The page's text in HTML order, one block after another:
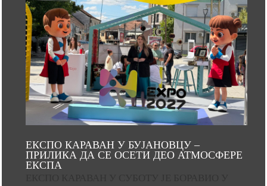
ЕКСПО КАРАВАН У БУЈАНОВЦУ –
ПРИЛИКА ДА СЕ ОСЕТИ ДЕО АТМОСФЕРЕ
ЕКСПА